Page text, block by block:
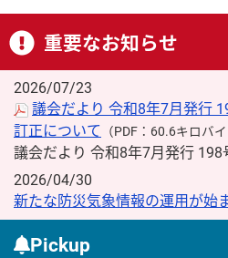
重要なお知らせ
2026/07/23
議会だより 令和8年7月発行
訂正について （PDF：60.6キロバイ
議会だより 令和8年7月発行 198
2026/04/30
新たな防災気象情報の運用が始
Pickup